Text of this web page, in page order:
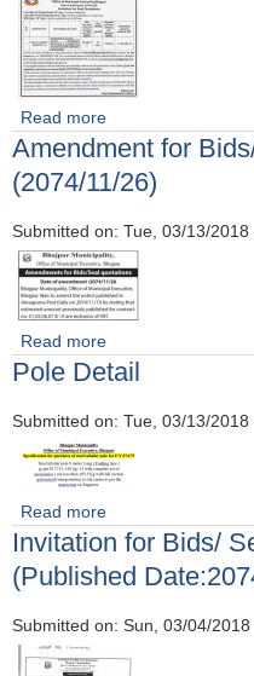
Read more
Amendment for
(2074/11/26)
Submitted on: Tue, 03/13/2018
Read more
(2074/11/26)
Pole Detail
Submitted on: Tue, 03/13/2018
Read more
Invitation for Bids/
(Published
Submitted on: Sun, 03/04/